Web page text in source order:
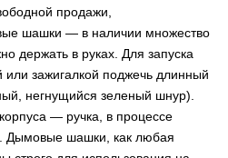
продажи,
шашки — в наличии множество
держать в руках. Для запуска
зажигалкой поджечь длинный
негнущийся зеленый шнур).
— ручка, в процессе
Дымовые шашки, как любая